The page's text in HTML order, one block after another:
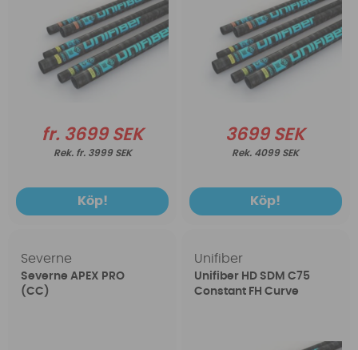
fr. 3699 SEK
fr. 3999 SEK
Köp!
3699 SEK
4099 SEK
Köp!
Severne
Severne APEX PRO
(CC)
Unifiber
Unifiber HD SDM C75
Constant FH Curve